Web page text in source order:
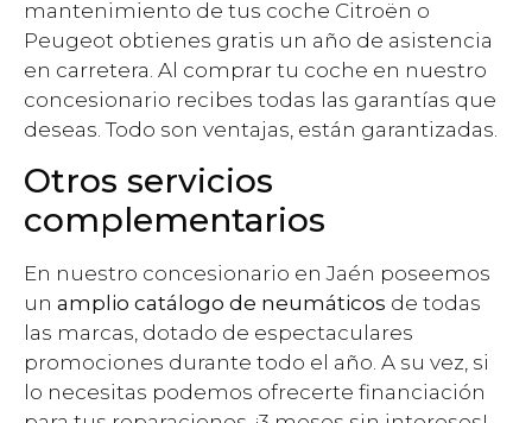
mantenimiento de tus coche Citroën o
Peugeot obtienes gratis un año de asistencia
en carretera. Al comprar tu coche en nuestro
concesionario recibes todas las garantías que
deseas. Todo son ventajas, están garantizadas.
Otros servicios
complementarios
En nuestro concesionario en Jaén poseemos
un amplio catálogo de neumáticos de todas
las marcas, dotado de espectaculares
promociones durante todo el año. A su vez, si
lo necesitas podemos ofrecerte financiación